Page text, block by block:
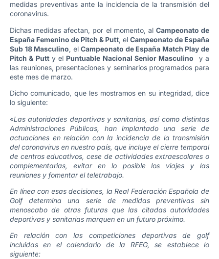
medidas preventivas ante la incidencia de la transmisión del
coronavirus.
Dichas medidas afectan, por el momento, al Campeonato de
España Femenino de Pitch & Putt, el Campeonato de España
Sub 18 Masculino, elCampeonato de España Match Play de
Pitch & Putty el Puntuable Nacional Senior Masculino y a
las reuniones, presentaciones y seminarios programados para
este mes de marzo.
Dicho comunicado, que les mostramos en su integridad, dice
lo siguiente:
«Las autoridades deportivas y sanitarias, así como distintas
Administraciones Públicas, han implantado una serie de
actuaciones en relación con la incidencia de la transmisión
del coronavirus en nuestro país, que incluye el cierre temporal
de centros educativos, cese de actividades extraescolares o
complementarias, evitar en lo posible los viajes y las
reuniones y fomentar el teletrabajo.
En línea con esas decisiones, la Real Federación Española de
Golf determina una serie de medidas preventivas sin
menoscabo de otras futuras que las citadas autoridades
deportivas y sanitarias marquen en un futuro próximo.
En relación con las competiciones deportivas de golf
incluidas en el calendario de la RFEG, se establece lo
siguiente: